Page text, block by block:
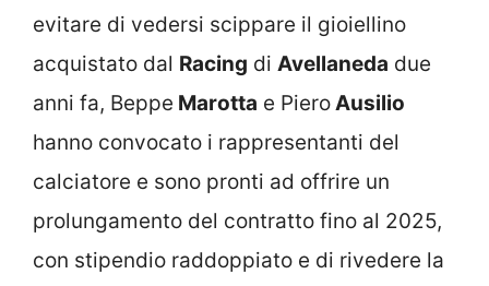
evitare di vedersi scippare il gioiellino
acquistato dal Racing di Avellaneda due
anni fa, Beppe Marotta e PieroAusilio
hanno convocato i rappresentanti del
calciatore e sono pronti ad offrire un
prolungamento del contratto fino al 2025,
con stipendio raddoppiato e di rivedere la